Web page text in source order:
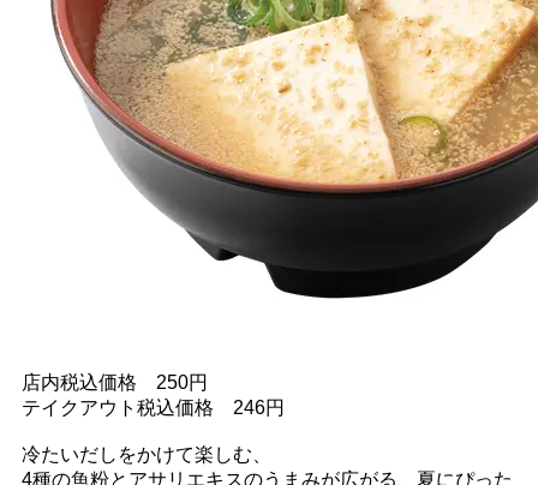
店内税込価格 250円
テイクアウト税込価格 246円
冷たいだしをかけて楽しむ、
4種の魚粉とアサリエキスのうまみが広がる、夏にぴった